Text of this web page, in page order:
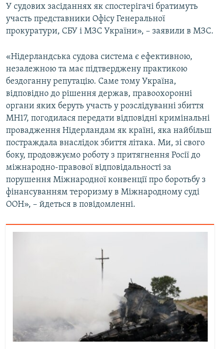
У судових засіданнях як спостерігачі братимуть
участь представники Офісу Генеральної
прокуратури, СБУ і МЗС України», – заявили в МЗС.
«Нідерландська судова система є ефективною,
незалежною та має підтверджену практикою
бездоганну репутацію. Саме тому Україна,
відповідно до рішення держав, правоохоронні
органи яких беруть участь у розслідуванні збиття
МН17, погодилася передати відповідні кримінальні
провадження Нідерландам як країні, яка найбільш
постраждала внаслідок збиття літака. Ми, зі свого
боку, продовжуємо роботу з притягнення Росії до
міжнародно-правової відповідальності за
порушення Міжнародної конвенції про боротьбу з
фінансуванням тероризму в Міжнародному суді
ООН», – йдеться в повідомленні.